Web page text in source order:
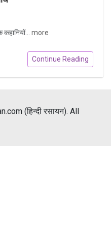
more
Continue Reading
(हिन्दी रसायन). All